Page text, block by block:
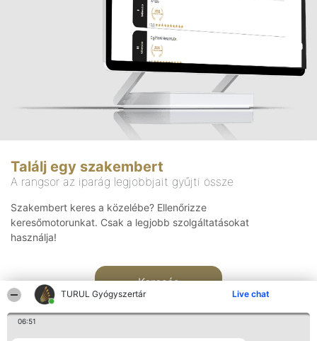
TURUL Gyógyszertár Live chat
06:51
Találj egy szakembert
A rangsor az iparág legjobbjait gyűjti össze
Szakembert keres a közelébe? Ellenőrizze
keresőmotorunkat. Csak a legjobb szolgáltatásokat
használja!
Keresés